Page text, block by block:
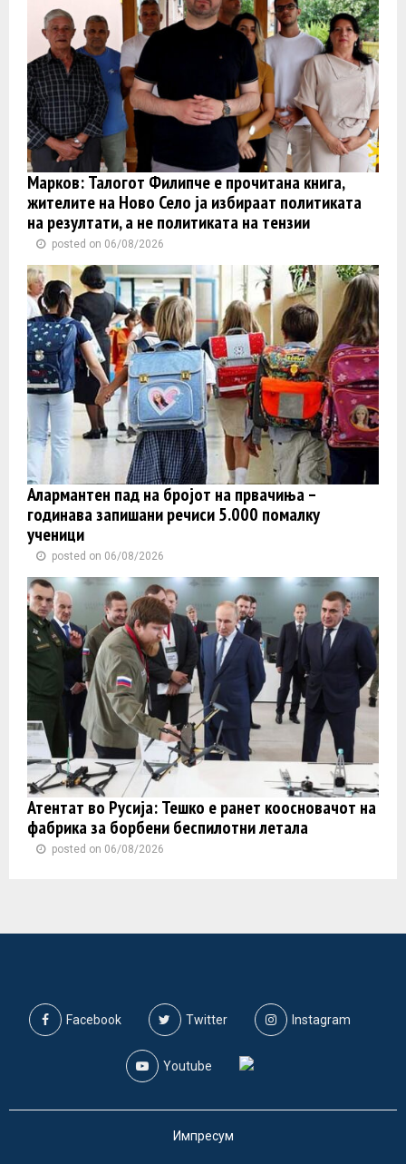
Марков: Талогот Филипче е прочитана книга,
жителите на Ново Село ја избираат политиката
на резултати, а не политиката на тензии
posted on 06/08/2026
Алармантен пад на бројот на првачиња –
годинава запишани речиси 5.000 помалку
ученици
posted on 06/08/2026
Атентат во Русија: Тешко е ранет коосновачот на
фабрика за борбени беспилотни летала
posted on 06/08/2026
Facebook Twitter Instagram
Youtube
Импресум